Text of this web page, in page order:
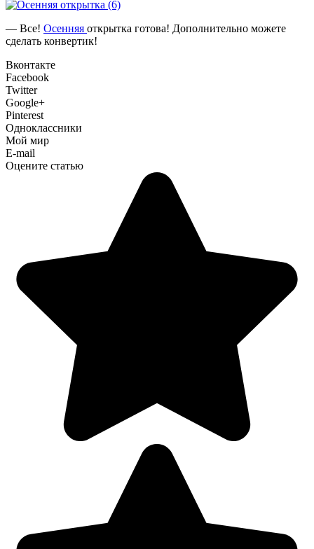
— Все! Осенняя открытка готова! Дополнительно можете
сделать конвертик!
Вконтакте
Facebook
Twitter
Google+
Pinterest
Одноклассники
Мой мир
E-mail
Оцените статью